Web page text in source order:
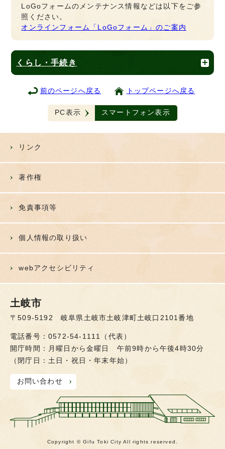
LoGoフォームのメンテナンス情報などは以下をご参
照ください。
オンラインフォーム「LoGoフォーム」のご案内
くらし・手続き
前のページへ戻る トップページへ戻る
PC表示 スマートフォン表示
リンク
著作権
免責事項等
個人情報の取り扱い
webアクセシビリティ
土岐市
〒509-5192 岐阜県土岐市土岐津町土岐口2101番地
電話番号：0572-54-1111（代表）
開庁時間：月曜日から金曜日 午前9時から午後4時30分
（閉庁日：土日・祝日・年末年始）
お問い合わせ
Copyright © Gifu Toki City All rights reserved.